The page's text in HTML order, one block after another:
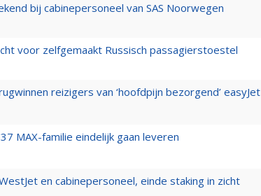
bij cabinepersoneel van SAS Noorwegen
voor zelfgemaakt Russisch passagierstoestel
reizigers van ‘hoofdpijn bezorgend’ easyJet
MAX-familie eindelijk gaan leveren
en cabinepersoneel, einde staking in zicht